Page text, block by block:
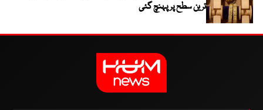
ترین سطح پر پہنچ گئی